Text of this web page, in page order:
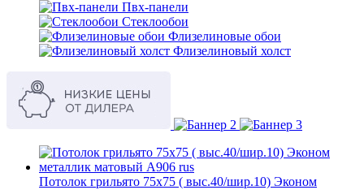
Пвх-панели
Стеклообои
Флизелиновые обои
Флизелиновый холст
Потолок грильято 75х75 ( выс.40/шир.10) Эконом